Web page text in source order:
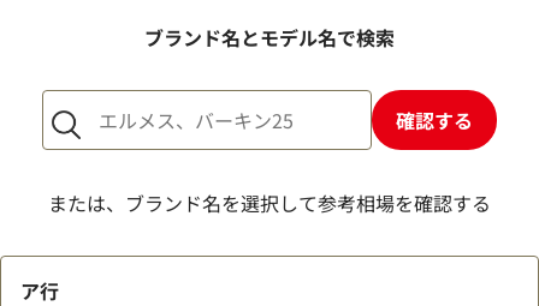
1点からでも査定できますか？
ブランド名とモデル名で検索
確認する
または、ブランド名を選択して参考相場を確認する
ア行